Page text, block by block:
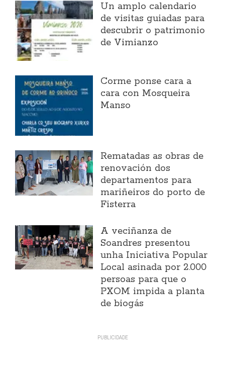
Un amplo calendario
de visitas guiadas para
descubrir o patrimonio
de Vimianzo
Corme ponse cara a
cara con Mosqueira
Manso
Rematadas as obras de
renovación dos
departamentos para
mariñeiros do porto de
Fisterra
A veciñanza de
Soandres presentou
unha Iniciativa Popular
Local asinada por 2.000
persoas para que o
PXOM impida a planta
de biogás